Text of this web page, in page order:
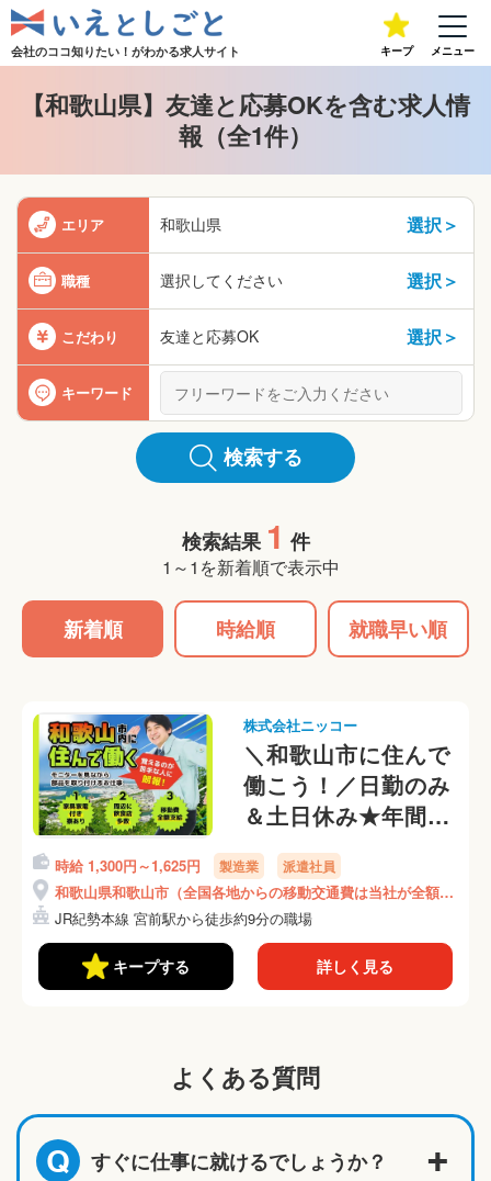
会社のココ知りたい！がわかる求人サイト キープ メニュー
【和歌山県】友達と応募OKを含む求人情
報（全1件）
エリア 和歌山県 選択＞
職種 選択してください 選択＞
こだわり 友達と応募OK 選択＞
キーワード
検索する
検索結果 1 件
1～1を新着順で表示中
新着順 時給順 就職早い順
株式会社ニッコー
＼和歌山市に住んで
働こう！／日勤のみ
＆土日休み★年間休
日124日！和歌山観
光が楽しめる◎体力
負担少なめ♪部品の
組み付け作業
★(368-1)
時給 1,300円～1,625円 製造業 派遣社員
和歌山県和歌山市（全国各地からの移動交通費は当社が全額負
担）
JR紀勢本線 宮前駅から徒歩約9分の職場
キープする 詳しく見る
よくある質問
Q すぐに仕事に就けるでしょうか？